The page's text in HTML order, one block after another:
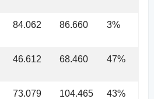
84.062 86.660 3%
46.612 68.460 47%
73.079 104.465 43%